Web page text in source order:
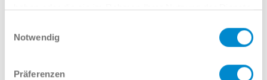
haben oder die sie im Rahmen Ihrer Nutzung der Dienste
Notwendig
Präferenzen